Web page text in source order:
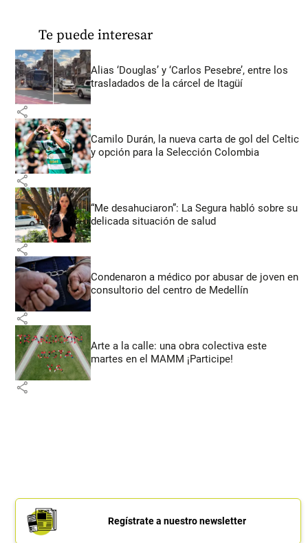
Te puede interesar
Alias ‘Douglas’ y ‘Carlos Pesebre’, entre los
trasladados de la cárcel de Itagüí
share
Camilo Durán, la nueva carta de gol del Celtic
y opción para la Selección Colombia
share
“Me desahuciaron”: La Segura habló sobre su
delicada situación de salud
share
Condenaron a médico por abusar de joven en
consultorio del centro de Medellín
share
Arte a la calle: una obra colectiva este
martes en el MAMM ¡Participe!
share
Regístrate a nuestro newsletter